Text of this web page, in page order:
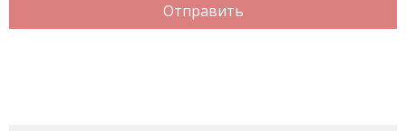
Отправить